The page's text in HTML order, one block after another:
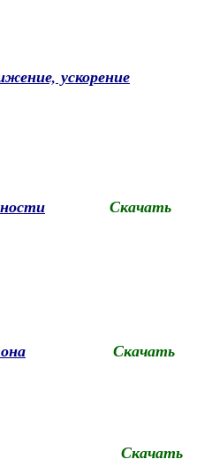
ускорение
Скачать
Скачать
Скачать